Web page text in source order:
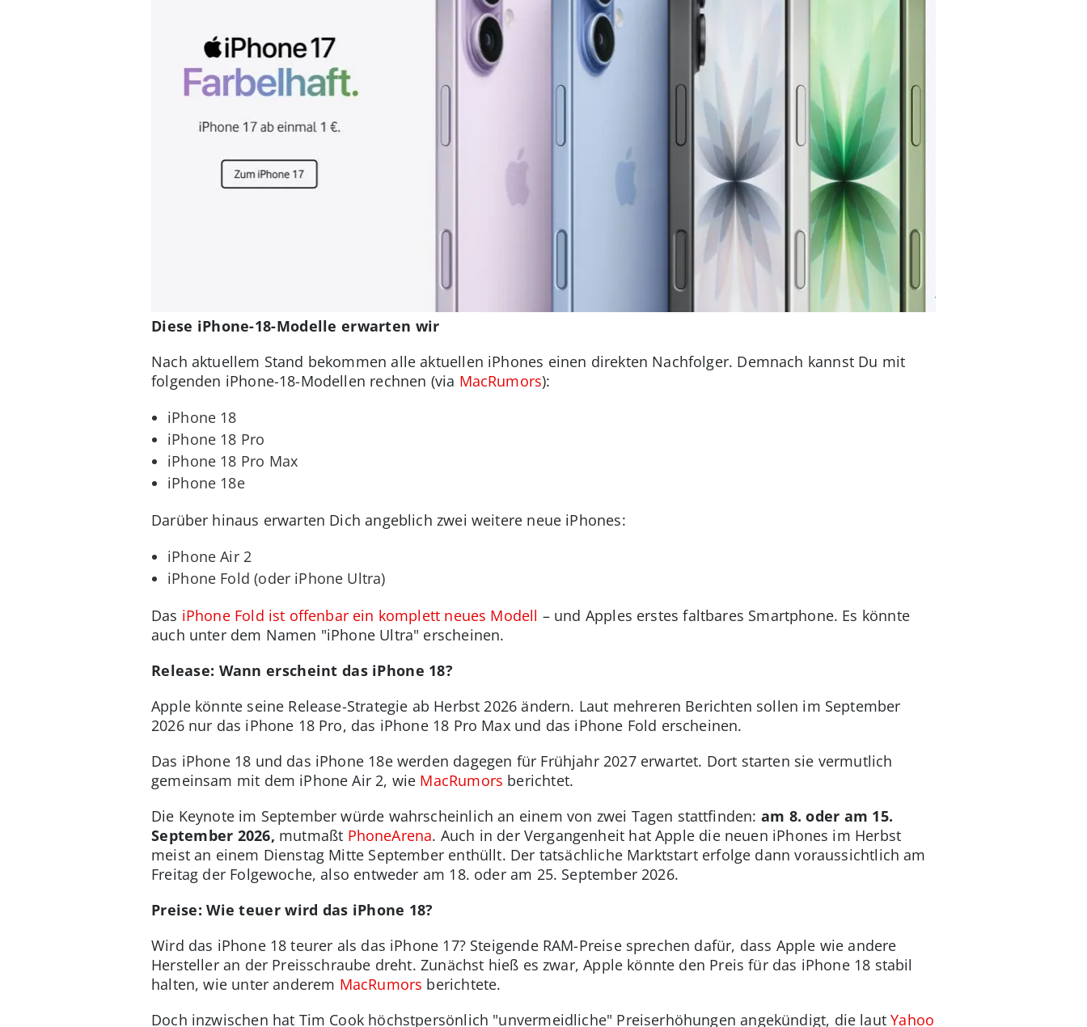
Diese iPhone-18-Modelle erwarten wir
Nach aktuellem Stand bekommen alle aktuellen iPhones einen direkten Nachfolger. Demnach kannst Du mit
folgenden iPhone-18-Modellen rechnen (via MacRumors):
iPhone 18
iPhone 18 Pro
iPhone 18 Pro Max
iPhone 18e
Darüber hinaus erwarten Dich angeblich zwei weitere neue iPhones:
iPhone Air 2
iPhone Fold (oder iPhone Ultra)
Das iPhone Fold ist offenbar ein komplett neues Modell – und Apples erstes faltbares Smartphone. Es könnte
auch unter dem Namen "iPhone Ultra" erscheinen.
Release: Wann erscheint das iPhone 18?
Apple könnte seine Release-Strategie ab Herbst 2026 ändern. Laut mehreren Berichten sollen im September
2026 nur das iPhone 18 Pro, das iPhone 18 Pro Max und das iPhone Fold erscheinen.
Das iPhone 18 und das iPhone 18e werden dagegen für Frühjahr 2027 erwartet. Dort starten sie vermutlich
gemeinsam mit dem iPhone Air 2, wie MacRumors berichtet.
Die Keynote im September würde wahrscheinlich an einem von zwei Tagen stattfinden: am 8. oder am 15.
September 2026, mutmaßt PhoneArena. Auch in der Vergangenheit hat Apple die neuen iPhones im Herbst
meist an einem Dienstag Mitte September enthüllt. Der tatsächliche Marktstart erfolge dann voraussichtlich am
Freitag der Folgewoche, also entweder am 18. oder am 25. September 2026.
Preise: Wie teuer wird das iPhone 18?
Wird das iPhone 18 teurer als das iPhone 17? Steigende RAM-Preise sprechen dafür, dass Apple wie andere
Hersteller an der Preisschraube dreht. Zunächst hieß es zwar, Apple könnte den Preis für das iPhone 18 stabil
halten, wie unter anderem MacRumors berichtete.
Doch inzwischen hat Tim Cook höchstpersönlich "unvermeidliche" Preiserhöhungen angekündigt, die lautYahoo